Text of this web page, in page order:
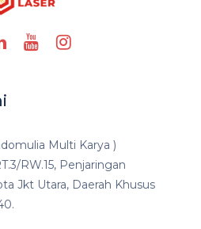
Multi Karya )
RW.15, Penjaringan
Jkt Utara, Daerah Khusus